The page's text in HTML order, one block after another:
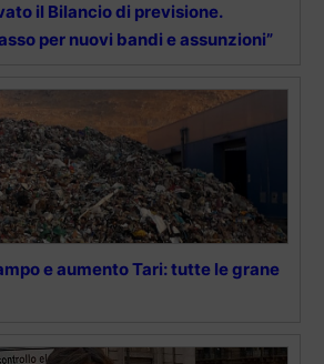
il Bilancio di previsione.
per nuovi bandi e assunzioni”
e aumento Tari: tutte le grane